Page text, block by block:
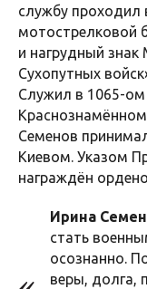
службу проходил
мотострелковой
и нагрудный
Сухопутных
Служил в 1065-ом
Семенов
Киевом. Указом
награждён
Ирина
стать
осознанно.
веры, долга,